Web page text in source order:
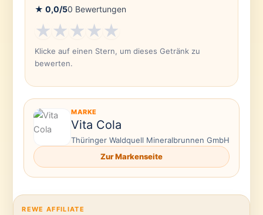
★ 0,0/50 Bewertungen
★★★★★
Klicke auf einen Stern, um dieses Getränk zu
bewerten.
MARKE
Vita Cola
Thüringer Waldquell Mineralbrunnen GmbH
Zur Markenseite
REWE AFFILIATE